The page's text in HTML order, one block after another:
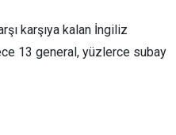
karşıya kalan İngiliz
13 general, yüzlerce subay